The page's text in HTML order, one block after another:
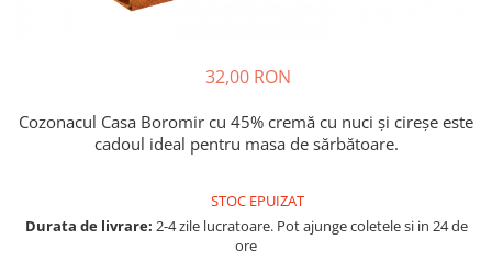
Cofetarie
Fursecuri
32,00 RON
Cozonacul Casa Boromir cu 45% cremă cu nuci și cireșe este
cadoul ideal pentru masa de sărbătoare.
STOC EPUIZAT
Durata de livrare: 2-4 zile lucratoare. Pot ajunge coletele si in 24 de
ore